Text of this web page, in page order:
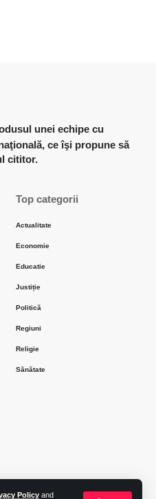
Policy and
ce îşi propune să
cititor.
Top categorii
Actualitate
Economie
Educatie
Justiție
Politică
Regiuni
Religie
Sănătate